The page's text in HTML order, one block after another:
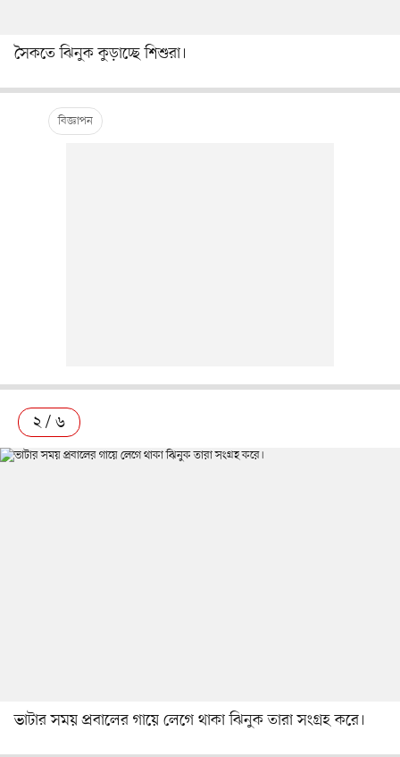
সৈকতে ঝিনুক কুড়াচ্ছে শিশুরা।
২ / ৬
ভাটার সময় প্রবালের গায়ে লেগে থাকা ঝিনুক তারা সংগ্রহ করে।